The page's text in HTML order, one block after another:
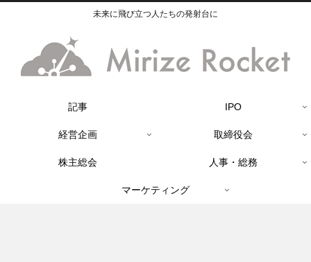
未来に飛び立つ人たちの発射台に
記事 IPO
経営企画 取締役会
株主総会 人事・総務
マーケティング